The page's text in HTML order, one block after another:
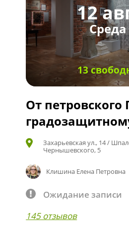
12
Среда
13
От
Захарьевская ул., 14 /
Чернышевского, 5
Клишина Елена Петровна
Ожидание записи
145 отзывов